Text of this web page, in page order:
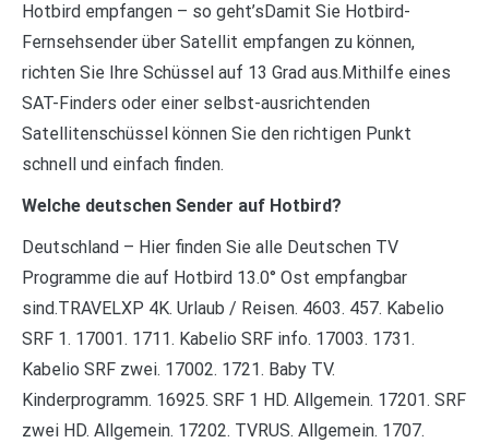
Hotbird empfangen – so geht’sDamit Sie Hotbird-
Fernsehsender über Satellit empfangen zu können,
richten Sie Ihre Schüssel auf 13 Grad aus.Mithilfe eines
SAT-Finders oder einer selbst-ausrichtenden
Satellitenschüssel können Sie den richtigen Punkt
schnell und einfach finden.
Welche deutschen Sender auf Hotbird?
Deutschland – Hier finden Sie alle Deutschen TV
Programme die auf Hotbird 13.0° Ost empfangbar
sind.TRAVELXP 4K. Urlaub / Reisen. 4603. 457. Kabelio
SRF 1. 17001. 1711. Kabelio SRF info. 17003. 1731.
Kabelio SRF zwei. 17002. 1721. Baby TV.
Kinderprogramm. 16925. SRF 1 HD. Allgemein. 17201. SRF
zwei HD. Allgemein. 17202. TVRUS. Allgemein. 1707.